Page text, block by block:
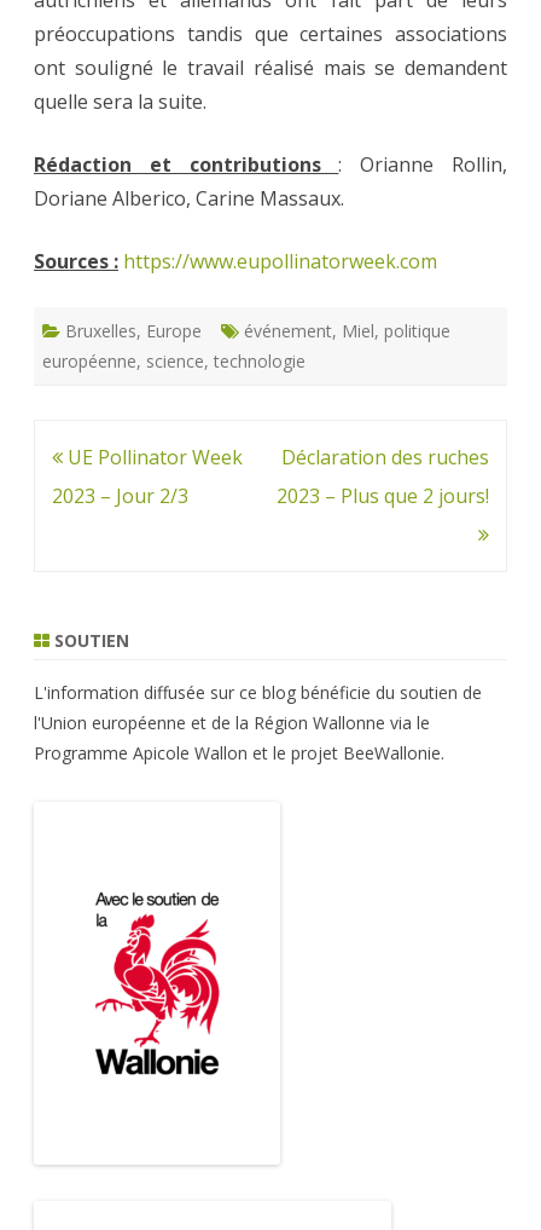
préoccupations tandis que certaines associations
ont souligné le travail réalisé mais se demandent
quelle sera la suite.
Rédaction et contributions: Orianne Rollin,
Doriane Alberico, Carine Massaux.
Sources : https://www.eupollinatorweek.com
Bruxelles, Europe événement, Miel, politique
européenne, science, technologie
Navigation
de
UE Pollinator Week
2023 – Jour 2/3
Déclaration des ruches
2023 – Plus que 2 jours!
SOUTIEN
L'information diffusée sur ce blog bénéficie du soutien de
l'Union européenne et de la Région Wallonne via le
Programme Apicole Wallon et le projet BeeWallonie.